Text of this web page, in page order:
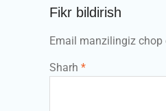
Fikr bildirish
Email manzilingiz chop
Sharh *